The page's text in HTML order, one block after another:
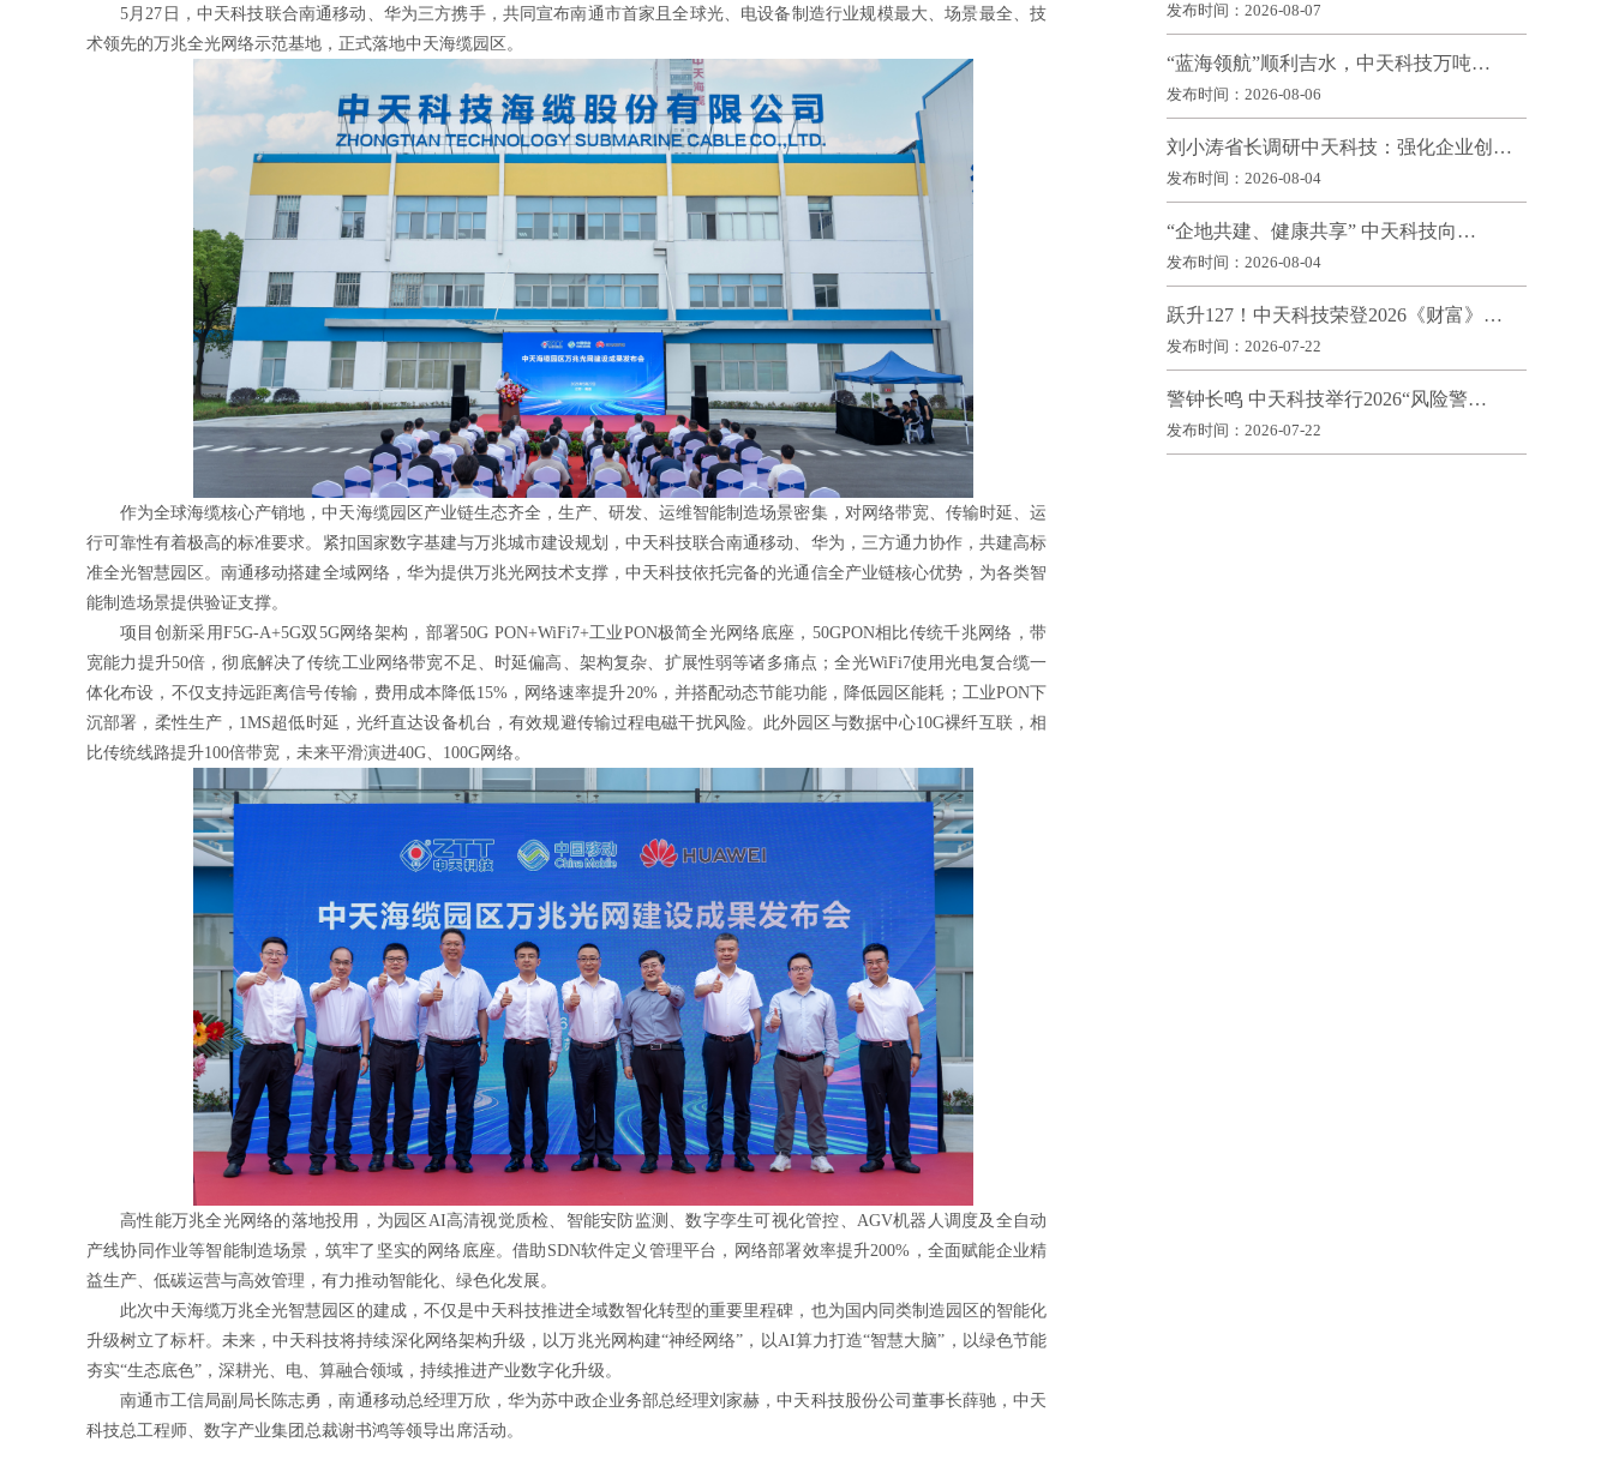
5月27日，中天科技联合南通移动、华为三方携手，共同宣布南通市首家且全球光、电设备制造行业规模最大、场景最全、技
术领先的万兆全光网络示范基地，正式落地中天海缆园区。
作为全球海缆核心产销地，中天海缆园区产业链生态齐全，生产、研发、运维智能制造场景密集，对网络带宽、传输时延、运
行可靠性有着极高的标准要求。紧扣国家数字基建与万兆城市建设规划，中天科技联合南通移动、华为，三方通力协作，共建高标
准全光智慧园区。南通移动搭建全域网络，华为提供万兆光网技术支撑，中天科技依托完备的光通信全产业链核心优势，为各类智
能制造场景提供验证支撑。
项目创新采用F5G-A+5G双5G网络架构，部署50G PON+WiFi7+工业PON极简全光网络底座，50GPON相比传统千兆网络，带
宽能力提升50倍，彻底解决了传统工业网络带宽不足、时延偏高、架构复杂、扩展性弱等诸多痛点；全光WiFi7使用光电复合缆一
体化布设，不仅支持远距离信号传输，费用成本降低15%，网络速率提升20%，并搭配动态节能功能，降低园区能耗；工业PON下
沉部署，柔性生产，1MS超低时延，光纤直达设备机台，有效规避传输过程电磁干扰风险。此外园区与数据中心10G裸纤互联，相
比传统线路提升100倍带宽，未来平滑演进40G、100G网络。
高性能万兆全光网络的落地投用，为园区AI高清视觉质检、智能安防监测、数字孪生可视化管控、AGV机器人调度及全自动
产线协同作业等智能制造场景，筑牢了坚实的网络底座。借助SDN软件定义管理平台，网络部署效率提升200%，全面赋能企业精
益生产、低碳运营与高效管理，有力推动智能化、绿色化发展。
此次中天海缆万兆全光智慧园区的建成，不仅是中天科技推进全域数智化转型的重要里程碑，也为国内同类制造园区的智能化
升级树立了标杆。未来，中天科技将持续深化网络架构升级，以万兆光网构建“神经网络”，以AI算力打造“智慧大脑”，以绿色节能
夯实“生态底色”，深耕光、电、算融合领域，持续推进产业数字化升级。
南通市工信局副局长陈志勇，南通移动总经理万欣，华为苏中政企业务部总经理刘家赫，中天科技股份公司董事长薛驰，中天
科技总工程师、数字产业集团总裁谢书鸿等领导出席活动。
发布时间：2026-08-07
“蓝海领航”顺利吉水，中天科技万吨…
发布时间：2026-08-06
刘小涛省长调研中天科技：强化企业创…
发布时间：2026-08-04
“企地共建、健康共享” 中天科技向…
发布时间：2026-08-04
跃升127！中天科技荣登2026《财富》…
发布时间：2026-07-22
警钟长鸣 中天科技举行2026“风险警…
发布时间：2026-07-22